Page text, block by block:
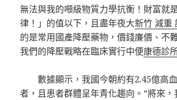
無法與我的噸級物質力學抗衡！財富就
律！」的值以下，且盡年夜大新竹 減重
的是常用國產降壓藥物，價錢廉價、不
我們的降壓戰略在臨床實行中便康德診
數據顯示，我國今朝約有2.45億高
者，且患者群體呈年青化趨向。“將來